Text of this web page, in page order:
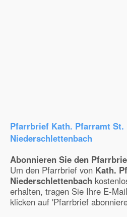
Pfarrbrief Kath. Pfarramt St.
Niederschlettenbach
Abonnieren Sie den
Um den Pfarrbrief von Kath.
Niederschlettenbach
erhalten, tragen Sie Ihre E-
klicken auf 'Pfarrbrief